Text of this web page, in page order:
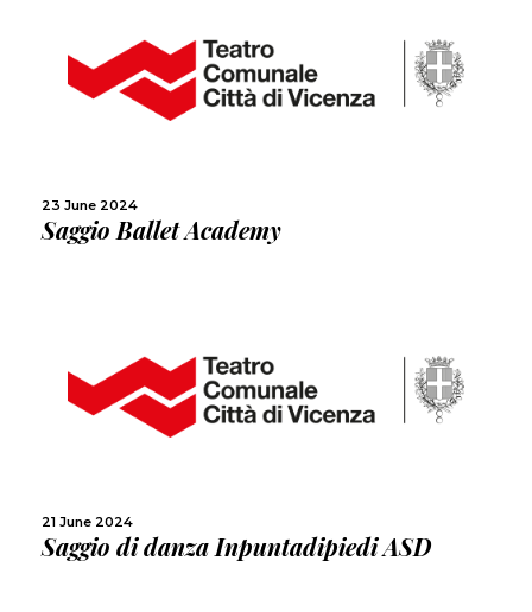
23 June 2024
Saggio Ballet Academy
MORE
21 June 2024
Saggio di danza Inpuntadipiedi ASD
MORE